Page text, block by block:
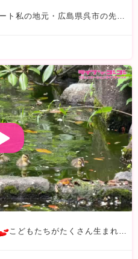
先輩＆お友達の佳音ちゃんと一緒に、浴衣姿で「呉弁トーク＆呉市・呉弁クイズ大会」を開催します
こどもたちがたくさん生まれていてお散歩していました